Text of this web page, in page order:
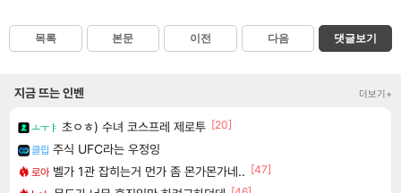
목록 본문 이전 다음 댓글보기
지금 뜨는 인벤 더보기+
ㅗㅜㅑ 초ㅇㅎ) 수녀 코스프레 제로투 [20]
클립 주식 UFC라는 우정잉
로아 벨가 1관 잡히는거 먼가 좀 몬가몬가네.. [47]